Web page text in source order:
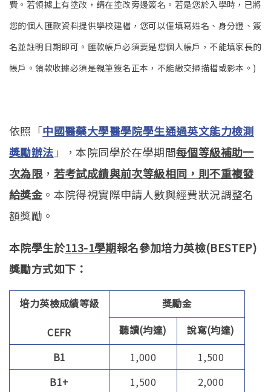
費。若領據上有塗改，請在塗改旁邊簽名。若是您於入學時，已將
您的個人匯款資料提供學校建檔，您可以僅填寫姓名、身分證、簽
名並註明日期即可。匯款帳戶必須要是您個人帳戶，不能填家長的
帳戶。領款收據必須是親筆簽名正本，不能繳交掃描檔或影本。)
依照「中國醫藥大學醫學院學生通過英文能力檢測
獎勵辦法 」，本院同學於在學期間每個等級補助一
次為限 ， 若考試成績與前次等級相同，則不重複發
給獎金 。本院得視實際申請人數與經費狀況調整名
額獎勵。
本院學生於113-1學期報名參加培力英檢(BESTEP)
獎勵方式如下：
培力英檢成績等級
CEFR
獎勵金
聽讀(均達)
說寫(均達)
B1
1,000
1,500
B1+
1,500
2,000